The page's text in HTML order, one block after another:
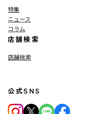
特集
ニュース
コラム
店舗検索
店舗検索
公式SNS